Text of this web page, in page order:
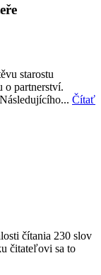
starostu
o partnerství.
Čítať
čítania 230 slov
čitateľovi sa to